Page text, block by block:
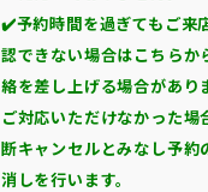
✔️予約時間を過ぎてもご来
認できない場合はこちらか
絡を差し上げる場合があり
ご対応いただけなかった場
断キャンセルとみなし予約
消しを行います。